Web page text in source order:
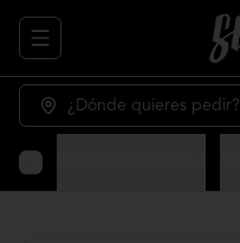
Abrir menu de navegación
¿Dónde quieres pedir?